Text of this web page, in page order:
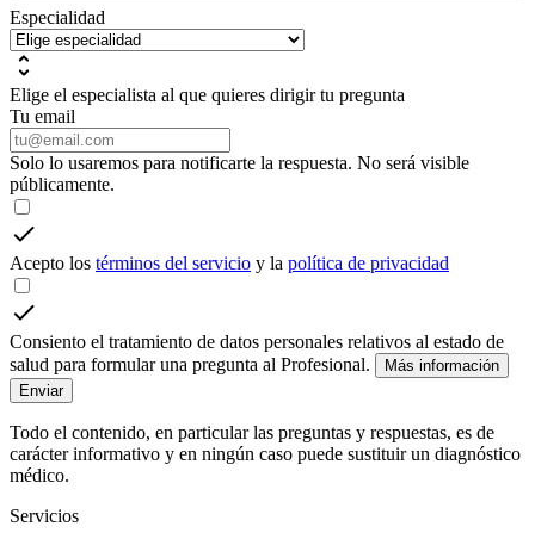
Especialidad
Elige el especialista al que quieres dirigir tu pregunta
Tu email
Solo lo usaremos para notificarte la respuesta. No será visible
públicamente.
Acepto los términos del servicio y la política de privacidad
Consiento el tratamiento de datos personales relativos al estado de
salud para formular una pregunta al Profesional.
Más información
Enviar
Todo el contenido, en particular las preguntas y respuestas, es de
carácter informativo y en ningún caso puede sustituir un diagnóstico
médico.
Servicios